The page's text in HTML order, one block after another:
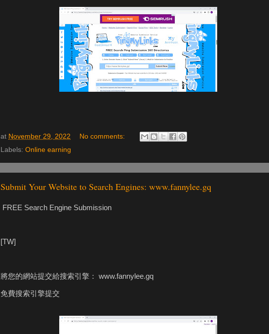
at November 29, 2022
No comments:
Labels: Online earning
Submit Your Website to Search Engines: www.fannylee.gq
FREE Search Engine Submission
[TW]
將您的網站提交給搜索引擎： www.fannylee.gq
免費搜索引擎提交